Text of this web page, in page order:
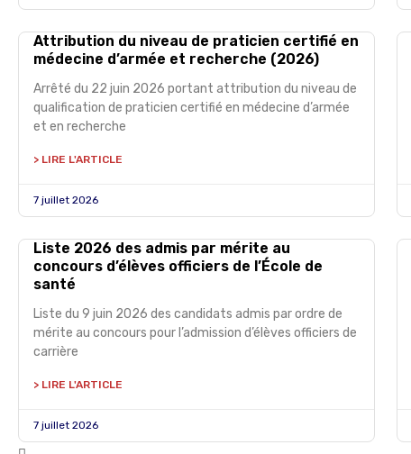
Attribution du niveau de praticien certifié en
médecine d’armée et recherche (2026)
Arrêté du 22 juin 2026 portant attribution du niveau de
qualification de praticien certifié en médecine d’armée
et en recherche
> LIRE L'ARTICLE
7 juillet 2026
Liste 2026 des admis par mérite au
concours d’élèves officiers de l’École de
santé
Liste du 9 juin 2026 des candidats admis par ordre de
mérite au concours pour l’admission d’élèves officiers de
carrière
> LIRE L'ARTICLE
7 juillet 2026